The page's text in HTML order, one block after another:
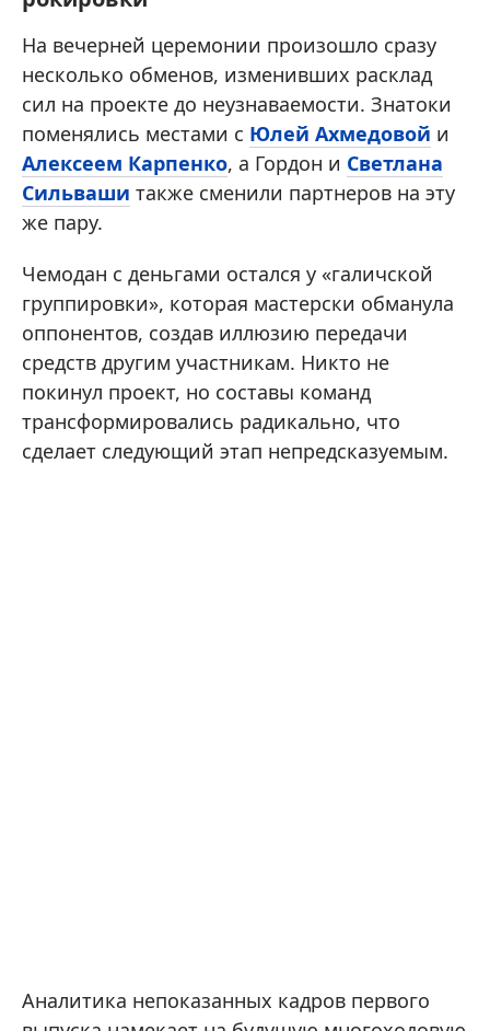
На вечерней церемонии произошло сразу
несколько обменов, изменивших расклад
сил на проекте до неузнаваемости. Знатоки
поменялись местами с Юлей Ахмедовой и
Алексеем Карпенко, а Гордон и Светлана
Сильваши также сменили партнеров на эту
же пару.
Чемодан с деньгами остался у «галичской
группировки», которая мастерски обманула
оппонентов, создав иллюзию передачи
средств другим участникам. Никто не
покинул проект, но составы команд
трансформировались радикально, что
сделает следующий этап непредсказуемым.
Аналитика непоказанных кадров первого